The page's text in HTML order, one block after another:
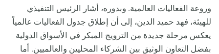
وروعة الفعاليات العالمية. وبدوره، أشار الرئيس التنفيذي
للهيئة، فهد حميد الدين، إلى أن إطلاق جدول الفعاليات عالمياً
يعكس مرحلة جديدة من الترويج المبكر في الأسواق الدولية
بفضل التعاون الوثيق بين الشركاء المحليين والعالميين. أما